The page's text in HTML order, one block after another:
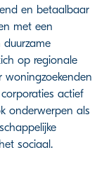
en betaalbaar
met een
duurzame
op regionale
woningzoekenden
actief
onderwerpen als
sociaal.